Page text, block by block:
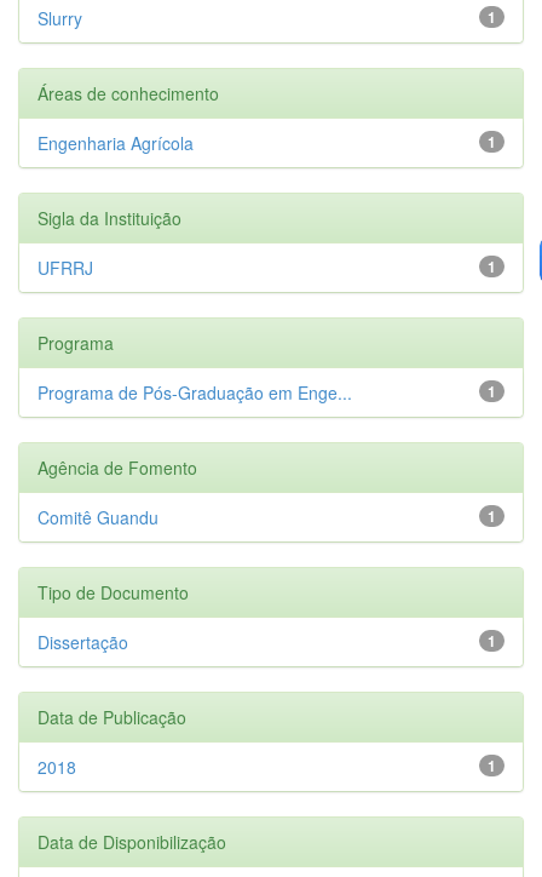
1
Slurry
Áreas de conhecimento
1
Engenharia Agrícola
Sigla da Instituição
1
UFRRJ
Programa
1
Programa de Pós-Graduação em Enge...
Agência de Fomento
1
Comitê Guandu
Tipo de Documento
1
Dissertação
Data de Publicação
1
2018
Data de Disponibilização